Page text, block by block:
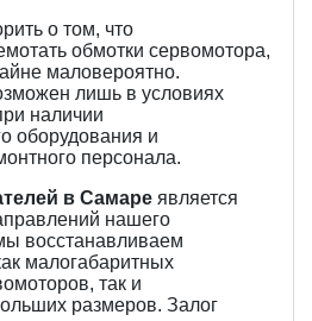
о том, что
обмотки сервомотора,
маловероятно.
лишь в условиях
наличии
оборудования и
персонала.
в Самаре является
нашего
восстанавливаем
малогабаритных
так и
размеров. Залог